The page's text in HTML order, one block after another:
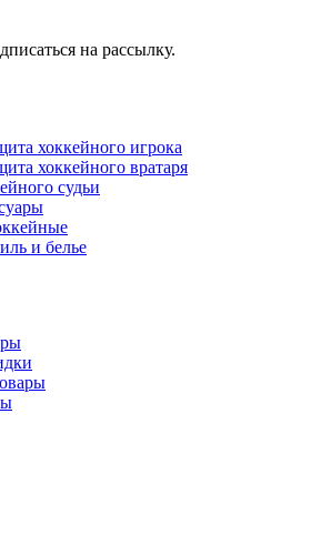
на рассылку.
хоккейного игрока
хоккейного вратаря
судьи
и белье